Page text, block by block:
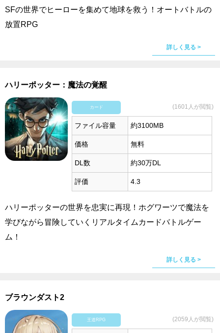
SFの世界でヒーローを集めて地球を救う！オートバトルの
放置RPG
詳しく見る >
ハリーポッター：魔法の覚醒
カード (1601人が閲覧)
ファイル容量 約3100MB
価格 無料
DL数 約30万DL
評価 4.3
ハリーポッターの世界を忠実に再現！ホグワーツで魔法を
学びながら冒険していくリアルタイムカードバトルゲー
ム！
詳しく見る >
ブラウンダスト2
王道RPG (2059人が閲覧)